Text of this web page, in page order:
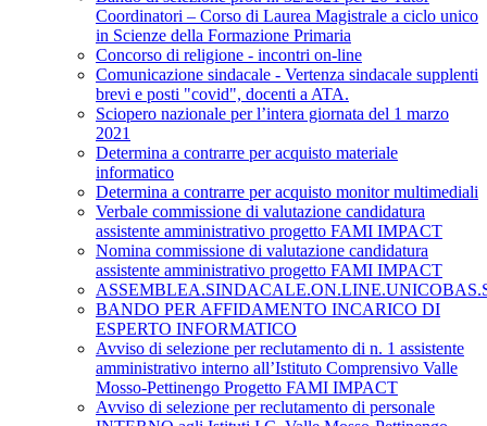
Coordinatori – Corso di Laurea Magistrale a ciclo unico
in Scienze della Formazione Primaria
Concorso di religione - incontri on-line
Comunicazione sindacale - Vertenza sindacale supplenti
brevi e posti "covid", docenti a ATA.
Sciopero nazionale per l’intera giornata del 1 marzo
2021
Determina a contrarre per acquisto materiale
informatico
Determina a contrarre per acquisto monitor multimediali
Verbale commissione di valutazione candidatura
assistente amministrativo progetto FAMI IMPACT
Nomina commissione di valutazione candidatura
assistente amministrativo progetto FAMI IMPACT
BANDO PER AFFIDAMENTO INCARICO DI
ESPERTO INFORMATICO
Avviso di selezione per reclutamento di n. 1 assistente
amministrativo interno all’Istituto Comprensivo Valle
Mosso-Pettinengo Progetto FAMI IMPACT
Avviso di selezione per reclutamento di personale